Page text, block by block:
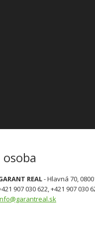
REAL- Hlavná 70,
907 030 622, +421 907 030